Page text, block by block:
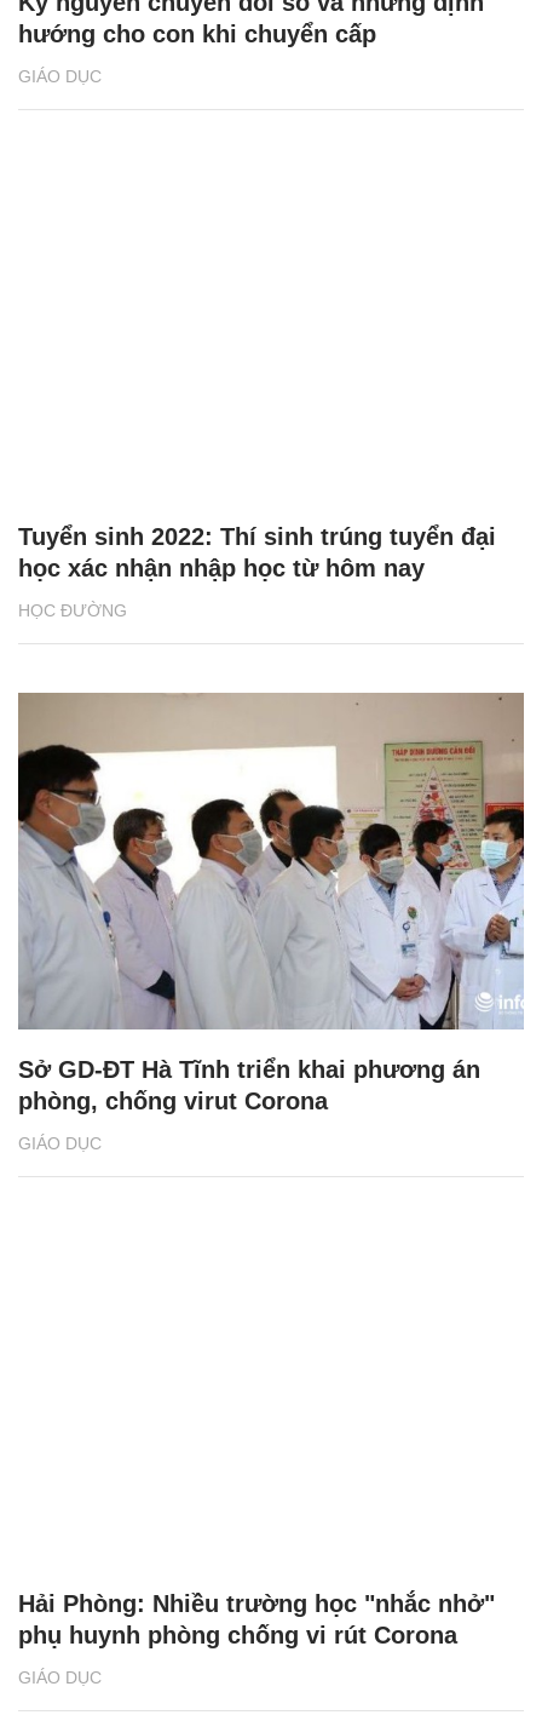
GIÁO DỤC
hướng cho con khi chuyển cấp
HỌC ĐƯỜNG
Tuyển sinh 2022: Thí sinh trúng tuyển đại
học xác nhận nhập học từ hôm nay
GIÁO DỤC
Sở GD-ĐT Hà Tĩnh triển khai phương án
phòng, chống virut Corona
GIÁO DỤC
Hải Phòng: Nhiều trường học "nhắc nhở"
phụ huynh phòng chống vi rút Corona